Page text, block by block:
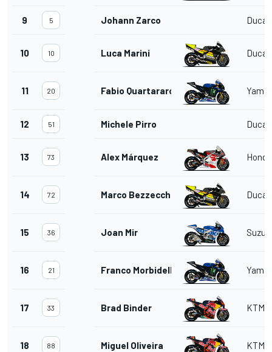
9 5 Johann Zarco
10 10 Luca Marini
11 20 Fabio Quartararo
12 51 Michele Pirro
13 73 Alex Márquez Honda
14 72 Marco Bezzecchi
15 36 Joan Mir Suzuki
16 21 Franco Morbidelli
17 33 Brad Binder KTM
18 88 Miguel Oliveira KTM